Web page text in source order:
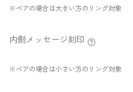
※ペアの場合は大きい方のリング対象
内側メッセージ刻印
※ペアの場合は小さい方のリング対象